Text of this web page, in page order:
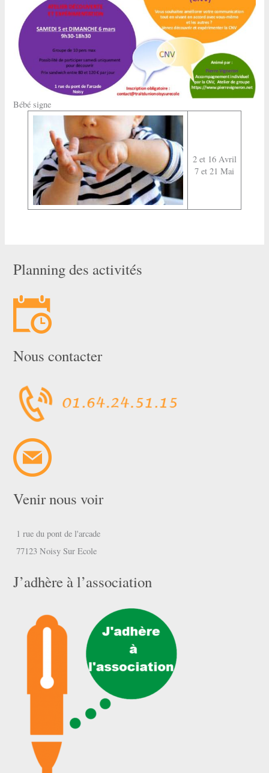
Bébé signe
2 et 16 Avril
7 et 21 Mai
Planning des activités
Nous contacter
Venir nous voir
1 rue du pont de l'arcade
77123 Noisy Sur Ecole
J’adhère à l’association